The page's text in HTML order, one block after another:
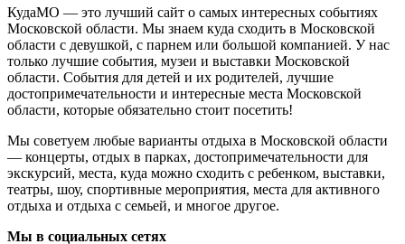
КудаМО — это лучший сайт о самых интересных событиях
Московской области. Мы знаем куда сходить в Московской
области с девушкой, с парнем или большой компанией. У нас
только лучшие события, музеи и выставки Московской
области. События для детей и их родителей, лучшие
достопримечательности и интересные места Московской
области, которые обязательно стоит посетить!
Мы советуем любые варианты отдыха в Московской области
— концерты, отдых в парках, достопримечательности для
экскурсий, места, куда можно сходить с ребенком, выставки,
театры, шоу, спортивные мероприятия, места для активного
отдыха и отдыха с семьей, и многое другое.
Мы в социальных сетях